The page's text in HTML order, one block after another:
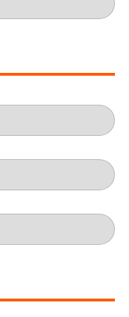
или догруза.
защиту
транспорт,
один раз.
Газели,
находится